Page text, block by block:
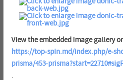
View the embedded image gallery
https://top-spin.md/index.php/e-
prisma/453-
.